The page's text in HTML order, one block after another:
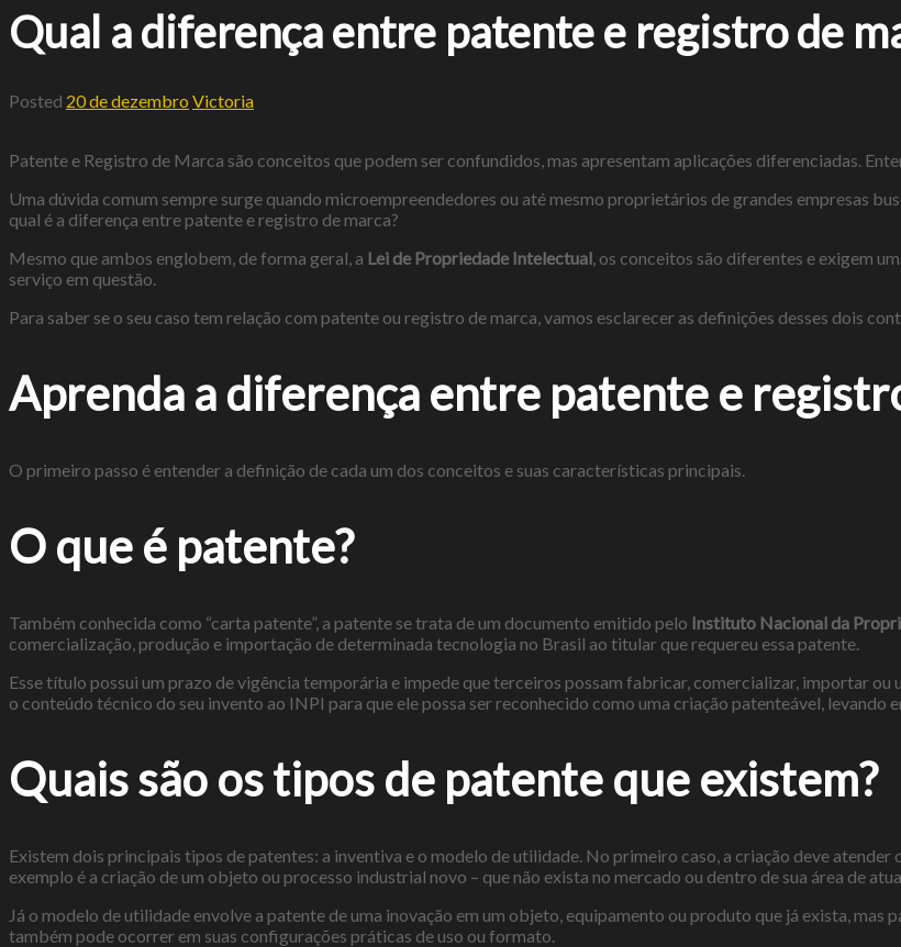
Qual a diferença entre patente e registro de
Posted 20 de dezembro Victoria
Patente e Registro de Marca são conceitos que podem ser confundidos, mas apresentam aplicações diferenciadas.
Uma dúvida comum sempre surge quando microempreendedores ou até mesmo proprietários de grandes empresas
qual é a diferença entre patente e registro de marca?
Mesmo que ambos englobem, de forma geral, a Lei de Propriedade Intelectual, os conceitos são diferentes e exigem
serviço em questão.
Para saber se o seu caso tem relação com patente ou registro de marca, vamos esclarecer as definições desses dois
Aprenda a diferença entre patente e
O primeiro passo é entender a definição de cada um dos conceitos e suas características principais.
O que é patente?
Também conhecida como “carta patente”, a patente se trata de um documento emitido pelo Instituto Nacional da
comercialização, produção e importação de determinada tecnologia no Brasil ao titular que requereu essa patente.
Esse título possui um prazo de vigência temporária e impede que terceiros possam fabricar, comercializar, importar
o conteúdo técnico do seu invento ao INPI para que ele possa ser reconhecido como uma criação patenteável, levando
Quais são os tipos de patente que existem?
Existem dois principais tipos de patentes: a inventiva e o modelo de utilidade. No primeiro caso, a criação deve
exemplo é a criação de um objeto ou processo industrial novo – que não exista no mercado ou dentro de sua área de
Já o modelo de utilidade envolve a patente de uma inovação em um objeto, equipamento ou produto que já exista, mas
também pode ocorrer em suas configurações práticas de uso ou formato.